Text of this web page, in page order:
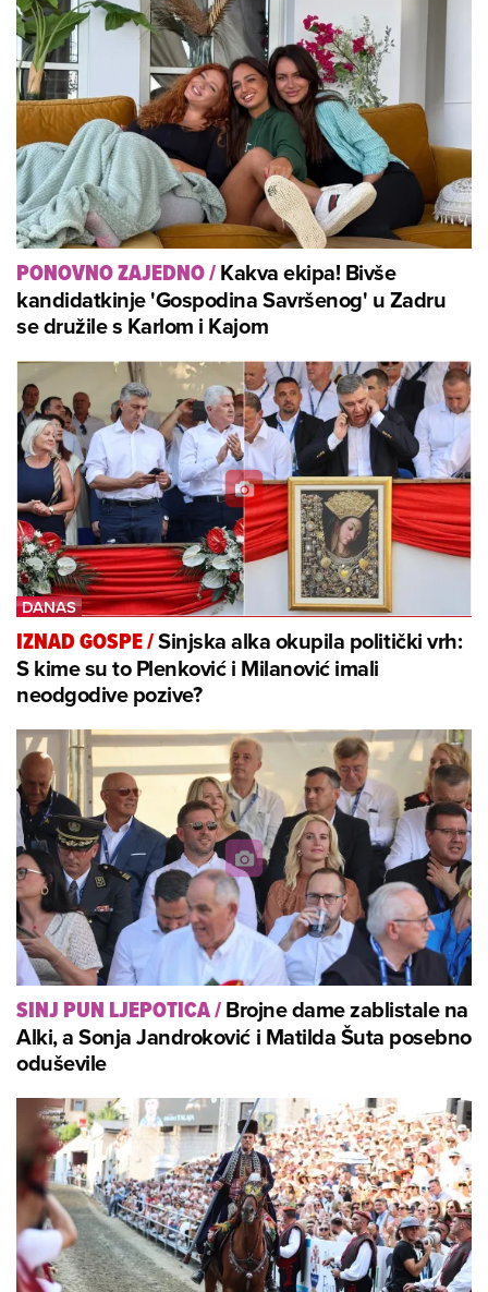
PONOVNO ZAJEDNO/Kakva ekipa! Bivše
kandidatkinje 'Gospodina Savršenog' u Zadru
se družile s Karlom i Kajom
IZNAD GOSPE/Sinjska alka okupila politički vrh:
S kime su to Plenković i Milanović imali
neodgodive pozive?
SINJ PUN LJEPOTICA/Brojne dame zablistale na
Alki, a Sonja Jandroković i Matilda Šuta posebno
oduševile